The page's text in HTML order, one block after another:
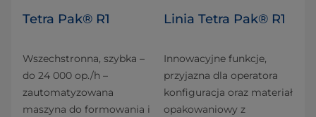
Tetra Pak® R1
Wszechstronna, szybka –
do 24 000 op./h –
zautomatyzowana
maszyna do formowania i
Linia Tetra Pak® R1
Innowacyjne funkcje,
przyjazna dla operatora
konfiguracja oraz materiał
opakowaniowy z